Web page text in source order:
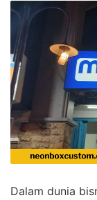
Dalam dunia